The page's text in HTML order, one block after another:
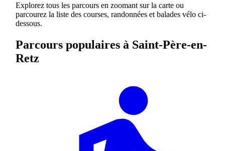
Explorez tous les parcours en zoomant sur la carte ou
parcourez la liste des courses, randonnées et balades vélo ci-
dessous.
Parcours populaires à Saint-Père-en-
Retz